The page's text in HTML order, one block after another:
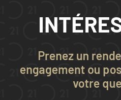
Prenez un
engagement ou
votre